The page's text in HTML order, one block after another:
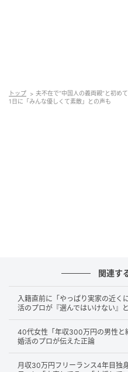
トップ
夫不在で“中国人の義両親”と初め
1日に「みんな優しくて素敵」との声も
関連す
入籍直前に「やっぱり実家の近
活のプロが『選んではいけない』
40代女性「年収300万円の男性と
婚活のプロが伝えた正論
月収30万円フリーランス4年目独